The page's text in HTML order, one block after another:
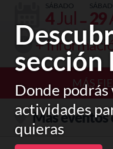
sección
Donde podrás
actividades
quieras
SÁBADO
4Jul-29
+
MÁS
Más eventos